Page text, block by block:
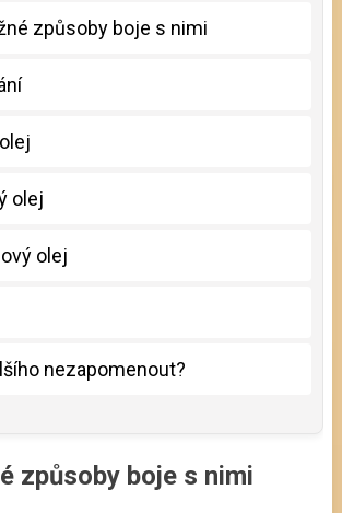
způsoby boje s nimi
olej
olej
nezapomenout?
způsoby boje s nimi